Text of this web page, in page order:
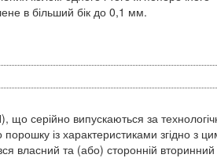
в більший бік до 0,1 мм.
серійно випускаються за
із характеристиками згідно з
власний та (або) сторонній вторинний